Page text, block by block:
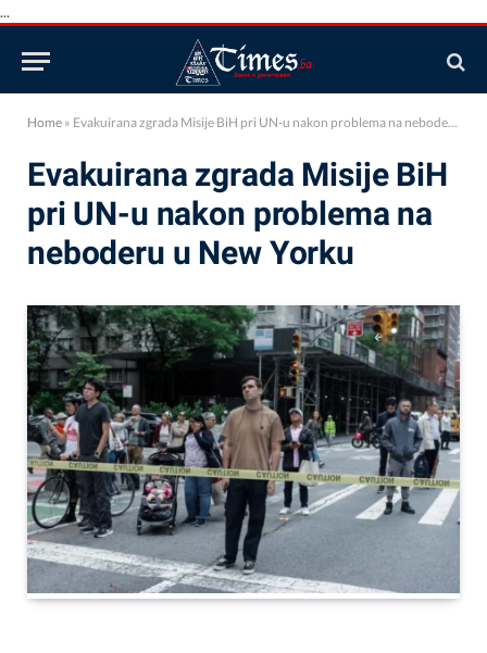
...
Home » Evakuirana zgrada Misije BiH pri UN-u nakon problema na neboderu u New Yorku
Evakuirana zgrada Misije BiH
pri UN-u nakon problema na
neboderu u New Yorku